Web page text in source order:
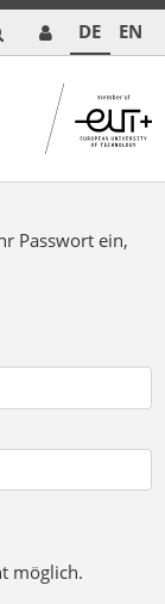
DE EN
Passwort ein,
möglich.